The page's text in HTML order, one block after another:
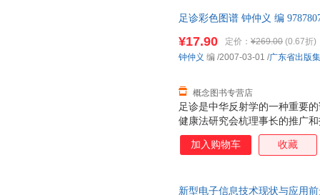
足诊彩色图谱 钟仲义 编
足诊是中华反射学的一种重要
健康法研究会杭理事长的推广
健康人群的喜爱，并且足诊又
方法。特别是通过近年来的临
经验总结，是对足诊技术的完
¥17.90 定价： ¥269.00 (0.67折)
概念图书专营店
钟仲义 编 /2007-03-01 /广东省出版
加入购物车 收藏
新型电子信息技术现状与应用